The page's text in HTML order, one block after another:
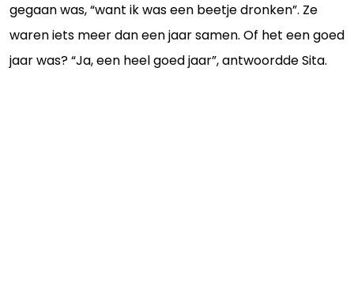
gegaan was, “want ik was een beetje dronken”. Ze
waren iets meer dan een jaar samen. Of het een goed
jaar was? “Ja, een heel goed jaar”, antwoordde Sita.